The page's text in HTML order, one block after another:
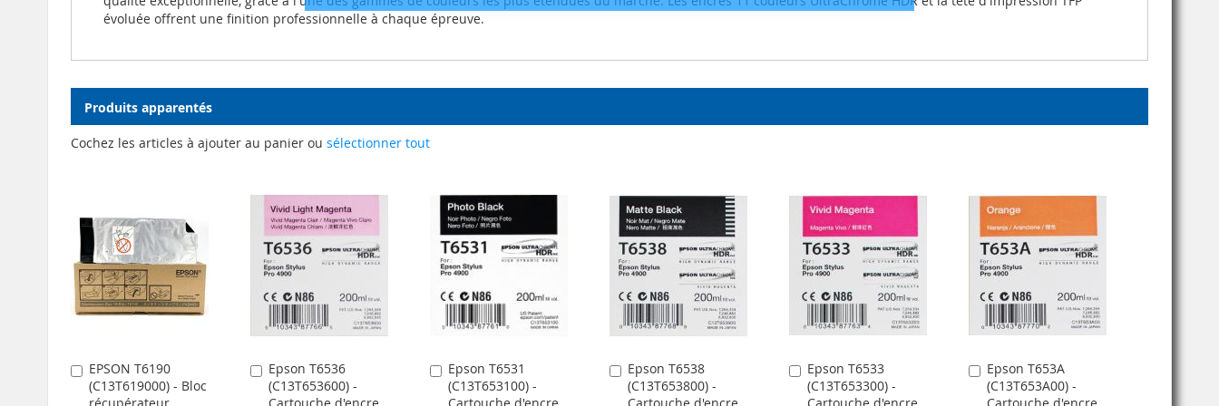
évoluée offrent une finition professionnelle à chaque épreuve.
Produits apparentés
Cochez les articles à ajouter au panier ou sélectionner tout
EPSON T6190
(C13T619000) - Bloc
Ajouter
au
Epson T6536
(C13T653600) -
Ajouter
au
Epson T6531
(C13T653100) -
Ajouter
au
Epson T6538
(C13T653800) -
Ajouter
au
Epson T6533
(C13T653300) -
Ajouter
au
Epson T653A
(C13T653A00) -
Ajouter
au